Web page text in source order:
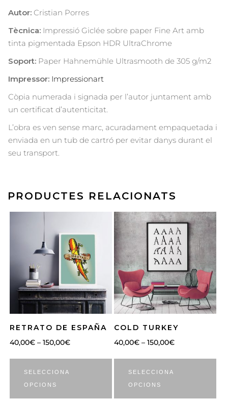
Autor: Cristian Porres
Tècnica: Impressió Giclée sobre paper Fine Art amb
tinta pigmentada Epson HDR UltraChrome
Soport: Paper Hahnemühle Ultrasmooth de 305 g/m2
Impressor: Impressionart
Còpia numerada i signada per l’autor juntament amb
un certificat d’autenticitat.
L’obra es ven sense marc, acuradament empaquetada i
enviada en un tub de cartró per evitar danys durant el
seu transport.
PRODUCTES RELACIONATS
RETRATO DE ESPAÑA
40,00€ – 150,00€
SELECCIONA
OPCIONS
COLD TURKEY
40,00€ – 150,00€
SELECCIONA
OPCIONS